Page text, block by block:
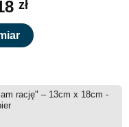
zł
rację" – 13cm x 18cm -